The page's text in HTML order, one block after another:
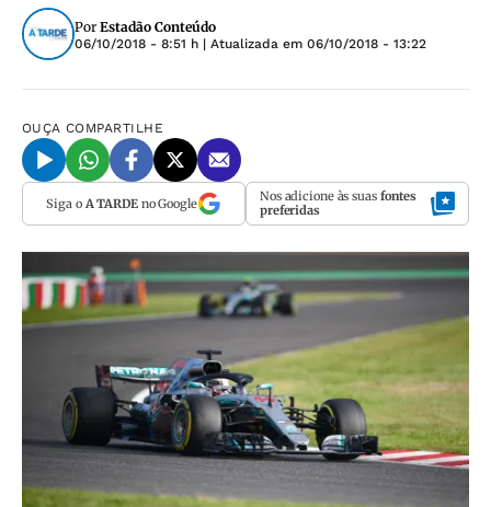
Por Estadão Conteúdo
06/10/2018 - 8:51 h | Atualizada em 06/10/2018 - 13:22
OUÇA COMPARTILHE
Siga o A TARDEno Google Nos adicione às suas fontes
preferidas